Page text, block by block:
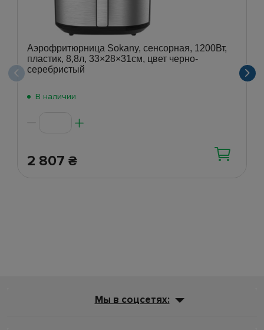
Аэрофритюрница Sokany, сенсорная, 1200Вт,
пластик, 8,8л, 33×28×31см, цвет черно-
серебристый
В наличии
2 807 ₴
Мы в соцсетях: